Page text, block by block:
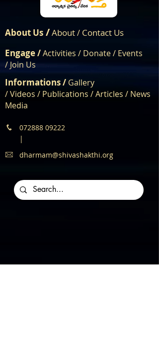
About Us /About/ Contact Us
Engage /Activities / Donate / Events
/ Join Us
Informations / Gallery
/Videos / Publications /Articles / News
Media
072888 09222
|
dharmam@shivashakthi.org